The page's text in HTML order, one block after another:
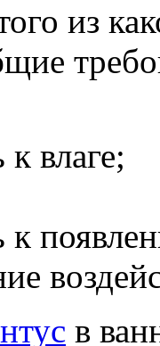
из
влаге;
к
в